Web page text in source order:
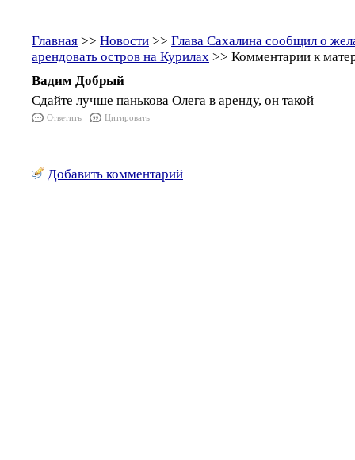
Главная >> Новости >> Глава Сахалина сообщил о
арендовать остров на Курилах >> Комментарии к
Вадим Добрый
Сдайте лучше панькова Олега в аренду, он такой
Ответить Цитировать
Добавить комментарий